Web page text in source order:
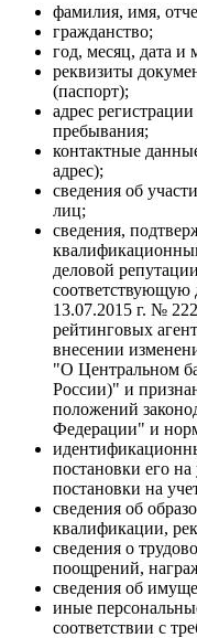
фамилия, имя,
гражданство;
год, месяц, дата и
реквизиты
(паспорт);
адрес
пребывания;
контактные
адрес);
сведения об
лиц;
сведения,
деловой
соответствующую
13.07.2015 г. №
рейтинговых
внесении
"О Центральном
России)" и
положений
Федерации" и
постановки его на
постановки на
сведения об
квалификации,
сведения о
поощрений,
сведения об
иные
соответствии с